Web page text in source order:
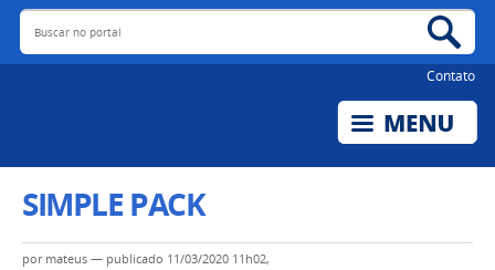
Buscar no portal
Contato
SIMPLE PACK
por mateus — publicado 11/03/2020 11h02,